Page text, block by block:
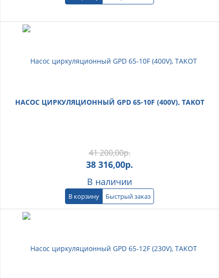
НАСОС ЦИРКУЛЯЦИОННЫЙ GPD 65-10F (400V), TAKOT
41 200,00р.
38 316,00р.
В наличии
В корзину Быстрый заказ